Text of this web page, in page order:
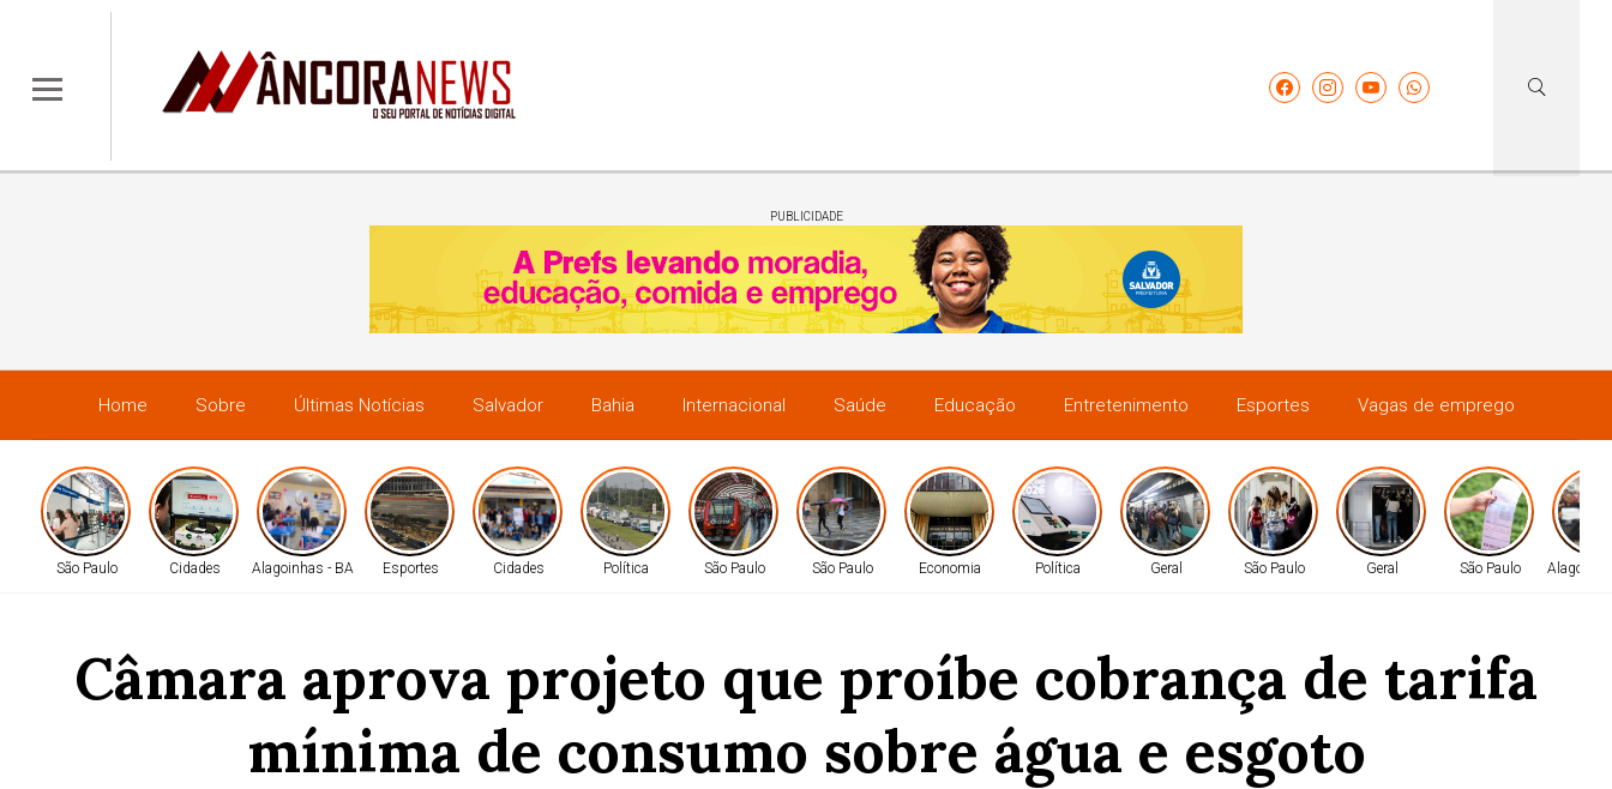
PUBLICIDADE
Home Sobre Últimas Notícias Salvador Bahia Internacional Saúde Educação Entretenimento Esportes Vagas de emprego
São Paulo Cidades Alagoinhas - BA Esportes Cidades Política São Paulo São Paulo Economia Política Geral São Paulo Geral São Paulo
Câmara aprova projeto que proíbe cobrança de tarifa
mínima de consumo sobre água e esgoto